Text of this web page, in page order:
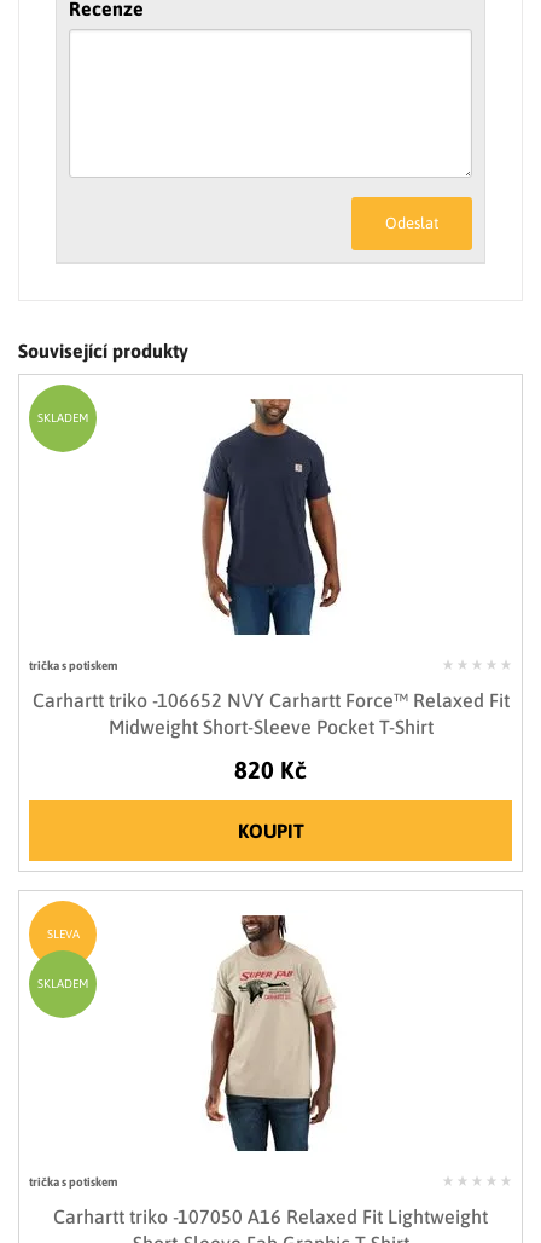
Recenze
Odeslat
Související produkty
trička s potiskem
Carhartt triko -106652 NVY Carhartt Force™ Relaxed Fit
Midweight Short-Sleeve Pocket T-Shirt
820 Kč
KOUPIT
SKLADEM
trička s potiskem
Carhartt triko -107050 A16 Relaxed Fit Lightweight
SLEVA
SKLADEM